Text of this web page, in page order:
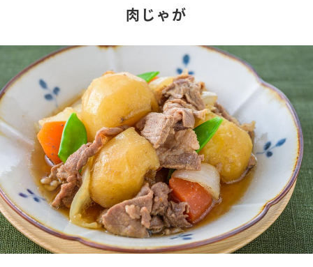
商品カテゴリ
酢 調味酢
お酢ドリンク ぽん酢
みりん風・料理酒 鍋用調味料
新商品一覧
キャンペーン情報
ブランド・スペシャルサイト
ブランド・スペシャルサイト トップ
商品ブランドサイト
Fibee（ファイビー）
企業情報
国内事業概要
肉じゃが